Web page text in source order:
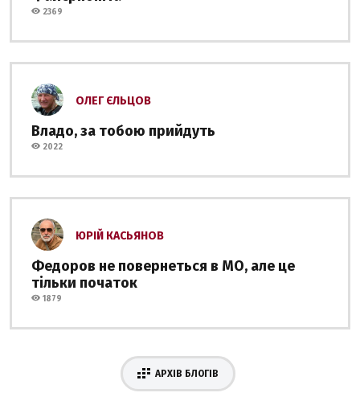
2369
ОЛЕГ ЄЛЬЦОВ
Владо, за тобою прийдуть
2022
ЮРІЙ КАСЬЯНОВ
Федоров не повернеться в МО, але це
тільки початок
1879
АРХІВ БЛОГІВ